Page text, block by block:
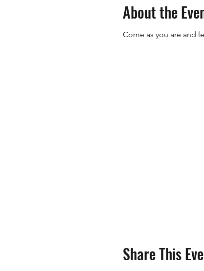
About the
Come as you are and
Share This